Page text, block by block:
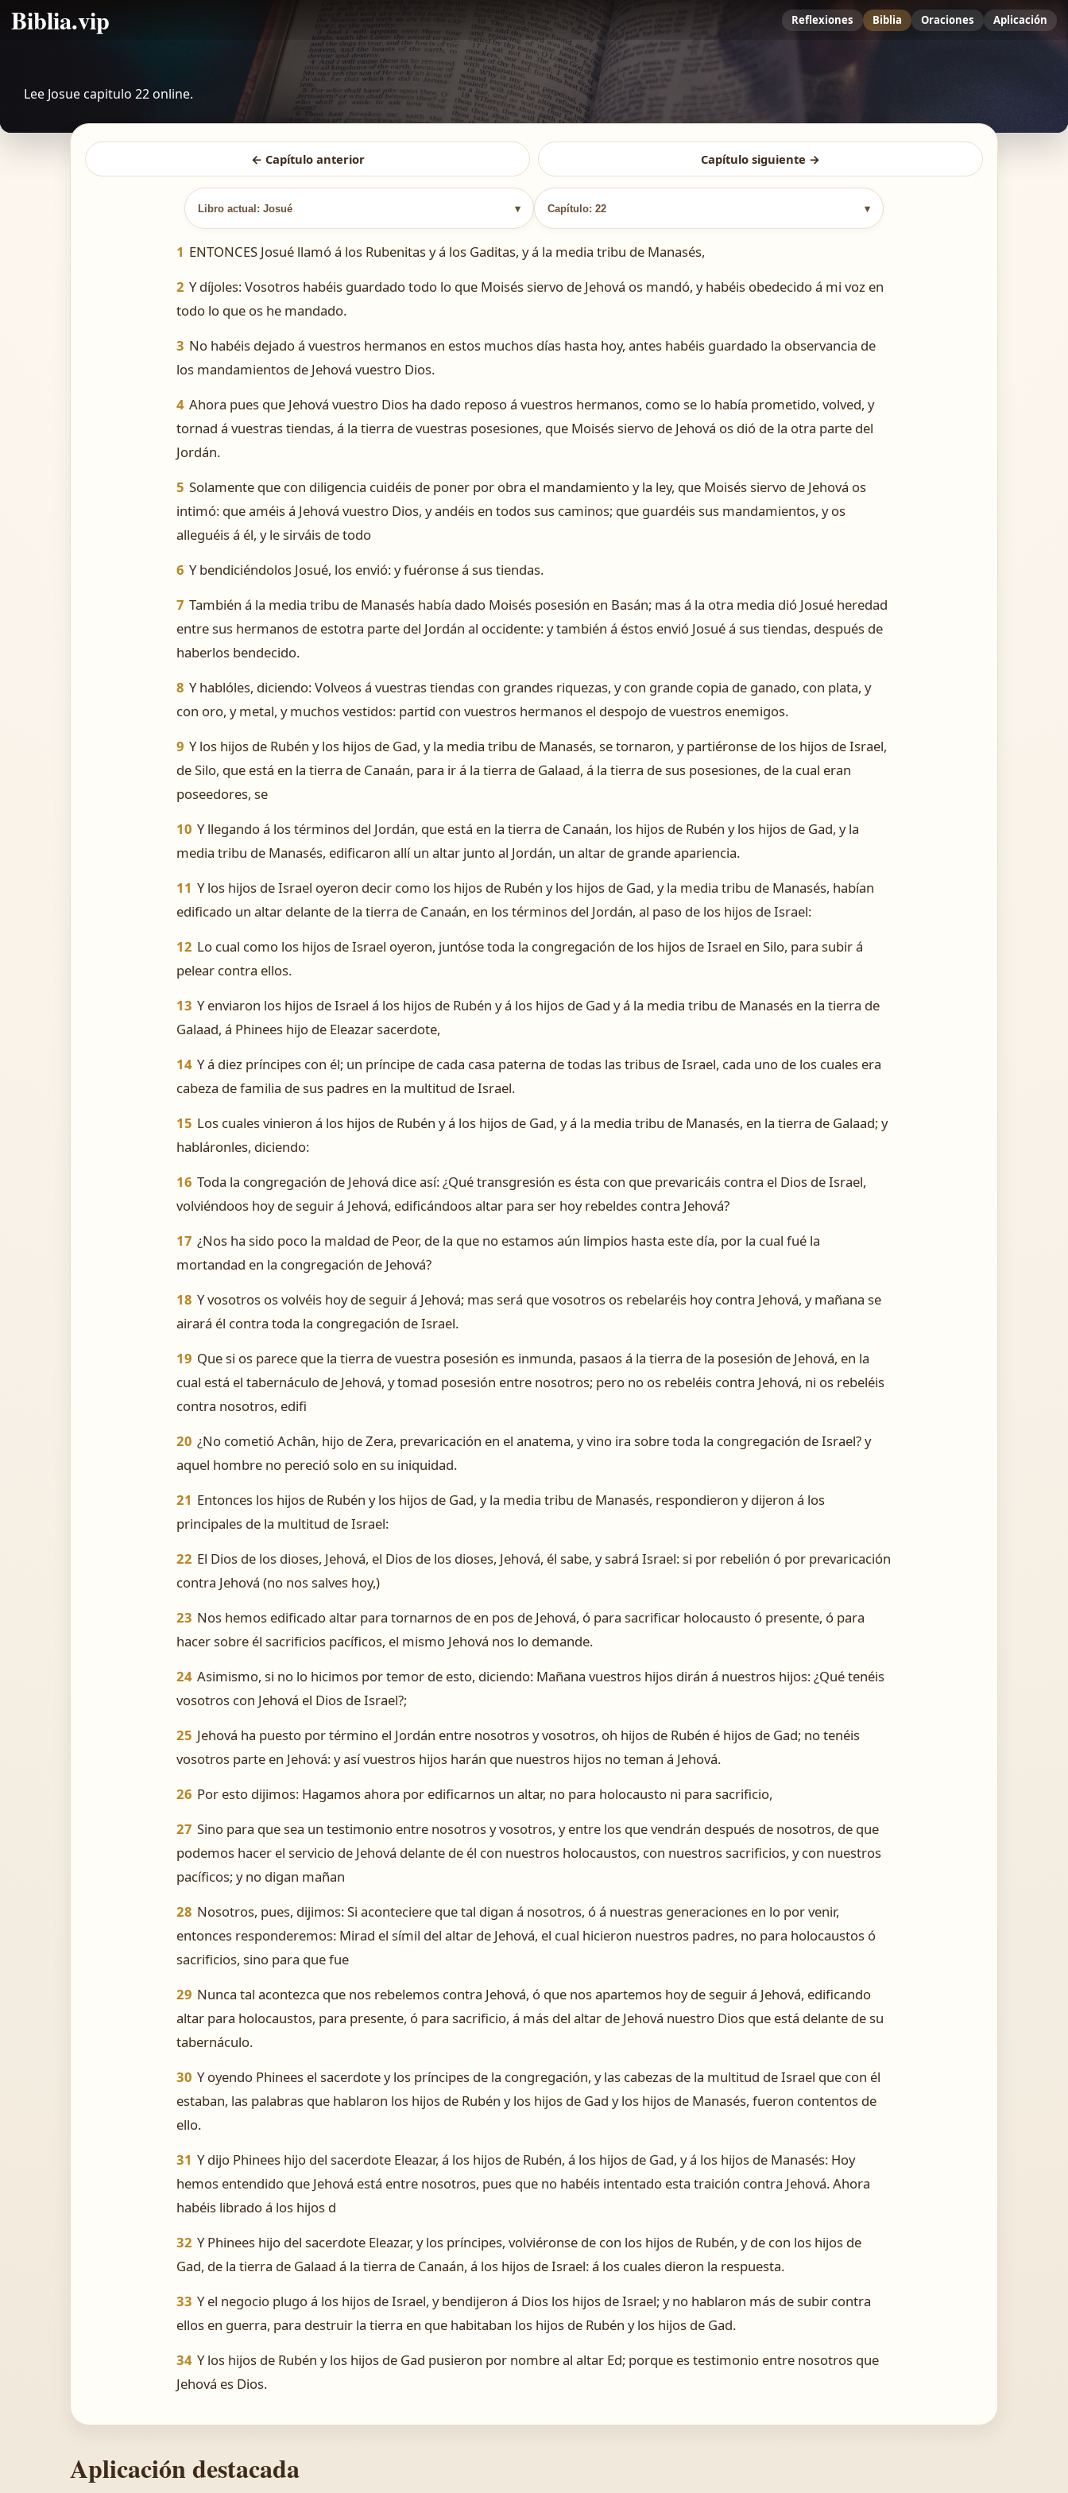
Biblia.vip Reflexiones Biblia Oraciones Aplicación
Lee Josue capitulo 22 online.
← Capítulo anterior Capítulo siguiente →
Libro actual: Josué ▾ Capítulo: 22 ▾
1 ENTONCES Josué llamó á los Rubenitas y á los Gaditas, y á la media tribu de Manasés,
2 Y díjoles: Vosotros habéis guardado todo lo que Moisés siervo de Jehová os mandó, y habéis obedecido á mi voz en
todo lo que os he mandado.
3 No habéis dejado á vuestros hermanos en estos muchos días hasta hoy, antes habéis guardado la observancia de
los mandamientos de Jehová vuestro Dios.
4 Ahora pues que Jehová vuestro Dios ha dado reposo á vuestros hermanos, como se lo había prometido, volved, y
tornad á vuestras tiendas, á la tierra de vuestras posesiones, que Moisés siervo de Jehová os dió de la otra parte del
Jordán.
5 Solamente que con diligencia cuidéis de poner por obra el mandamiento y la ley, que Moisés siervo de Jehová os
intimó: que améis á Jehová vuestro Dios, y andéis en todos sus caminos; que guardéis sus mandamientos, y os
alleguéis á él, y le sirváis de todo
6 Y bendiciéndolos Josué, los envió: y fuéronse á sus tiendas.
7 También á la media tribu de Manasés había dado Moisés posesión en Basán; mas á la otra media dió Josué heredad
entre sus hermanos de estotra parte del Jordán al occidente: y también á éstos envió Josué á sus tiendas, después de
haberlos bendecido.
8 Y hablóles, diciendo: Volveos á vuestras tiendas con grandes riquezas, y con grande copia de ganado, con plata, y
con oro, y metal, y muchos vestidos: partid con vuestros hermanos el despojo de vuestros enemigos.
9 Y los hijos de Rubén y los hijos de Gad, y la media tribu de Manasés, se tornaron, y partiéronse de los hijos de Israel,
de Silo, que está en la tierra de Canaán, para ir á la tierra de Galaad, á la tierra de sus posesiones, de la cual eran
poseedores, se
10 Y llegando á los términos del Jordán, que está en la tierra de Canaán, los hijos de Rubén y los hijos de Gad, y la
media tribu de Manasés, edificaron allí un altar junto al Jordán, un altar de grande apariencia.
11 Y los hijos de Israel oyeron decir como los hijos de Rubén y los hijos de Gad, y la media tribu de Manasés, habían
edificado un altar delante de la tierra de Canaán, en los términos del Jordán, al paso de los hijos de Israel:
12 Lo cual como los hijos de Israel oyeron, juntóse toda la congregación de los hijos de Israel en Silo, para subir á
pelear contra ellos.
13 Y enviaron los hijos de Israel á los hijos de Rubén y á los hijos de Gad y á la media tribu de Manasés en la tierra de
Galaad, á Phinees hijo de Eleazar sacerdote,
14 Y á diez príncipes con él; un príncipe de cada casa paterna de todas las tribus de Israel, cada uno de los cuales era
cabeza de familia de sus padres en la multitud de Israel.
15 Los cuales vinieron á los hijos de Rubén y á los hijos de Gad, y á la media tribu de Manasés, en la tierra de Galaad; y
habláronles, diciendo:
16 Toda la congregación de Jehová dice así: ¿Qué transgresión es ésta con que prevaricáis contra el Dios de Israel,
volviéndoos hoy de seguir á Jehová, edificándoos altar para ser hoy rebeldes contra Jehová?
17 ¿Nos ha sido poco la maldad de Peor, de la que no estamos aún limpios hasta este día, por la cual fué la
mortandad en la congregación de Jehová?
18 Y vosotros os volvéis hoy de seguir á Jehová; mas será que vosotros os rebelaréis hoy contra Jehová, y mañana se
airará él contra toda la congregación de Israel.
19 Que si os parece que la tierra de vuestra posesión es inmunda, pasaos á la tierra de la posesión de Jehová, en la
cual está el tabernáculo de Jehová, y tomad posesión entre nosotros; pero no os rebeléis contra Jehová, ni os rebeléis
contra nosotros, edifi
20 ¿No cometió Achân, hijo de Zera, prevaricación en el anatema, y vino ira sobre toda la congregación de Israel? y
aquel hombre no pereció solo en su iniquidad.
21 Entonces los hijos de Rubén y los hijos de Gad, y la media tribu de Manasés, respondieron y dijeron á los
principales de la multitud de Israel:
22 El Dios de los dioses, Jehová, el Dios de los dioses, Jehová, él sabe, y sabrá Israel: si por rebelión ó por prevaricación
contra Jehová (no nos salves hoy,)
23 Nos hemos edificado altar para tornarnos de en pos de Jehová, ó para sacrificar holocausto ó presente, ó para
hacer sobre él sacrificios pacíficos, el mismo Jehová nos lo demande.
24 Asimismo, si no lo hicimos por temor de esto, diciendo: Mañana vuestros hijos dirán á nuestros hijos: ¿Qué tenéis
vosotros con Jehová el Dios de Israel?;
25 Jehová ha puesto por término el Jordán entre nosotros y vosotros, oh hijos de Rubén é hijos de Gad; no tenéis
vosotros parte en Jehová: y así vuestros hijos harán que nuestros hijos no teman á Jehová.
26 Por esto dijimos: Hagamos ahora por edificarnos un altar, no para holocausto ni para sacrificio,
27 Sino para que sea un testimonio entre nosotros y vosotros, y entre los que vendrán después de nosotros, de que
podemos hacer el servicio de Jehová delante de él con nuestros holocaustos, con nuestros sacrificios, y con nuestros
pacíficos; y no digan mañan
28 Nosotros, pues, dijimos: Si aconteciere que tal digan á nosotros, ó á nuestras generaciones en lo por venir,
entonces responderemos: Mirad el símil del altar de Jehová, el cual hicieron nuestros padres, no para holocaustos ó
sacrificios, sino para que fue
29 Nunca tal acontezca que nos rebelemos contra Jehová, ó que nos apartemos hoy de seguir á Jehová, edificando
altar para holocaustos, para presente, ó para sacrificio, á más del altar de Jehová nuestro Dios que está delante de su
tabernáculo.
30 Y oyendo Phinees el sacerdote y los príncipes de la congregación, y las cabezas de la multitud de Israel que con él
estaban, las palabras que hablaron los hijos de Rubén y los hijos de Gad y los hijos de Manasés, fueron contentos de
ello.
31 Y dijo Phinees hijo del sacerdote Eleazar, á los hijos de Rubén, á los hijos de Gad, y á los hijos de Manasés: Hoy
hemos entendido que Jehová está entre nosotros, pues que no habéis intentado esta traición contra Jehová. Ahora
habéis librado á los hijos d
32 Y Phinees hijo del sacerdote Eleazar, y los príncipes, volviéronse de con los hijos de Rubén, y de con los hijos de
Gad, de la tierra de Galaad á la tierra de Canaán, á los hijos de Israel: á los cuales dieron la respuesta.
33 Y el negocio plugo á los hijos de Israel, y bendijeron á Dios los hijos de Israel; y no hablaron más de subir contra
ellos en guerra, para destruir la tierra en que habitaban los hijos de Rubén y los hijos de Gad.
34 Y los hijos de Rubén y los hijos de Gad pusieron por nombre al altar Ed; porque es testimonio entre nosotros que
Jehová es Dios.
Aplicación destacada